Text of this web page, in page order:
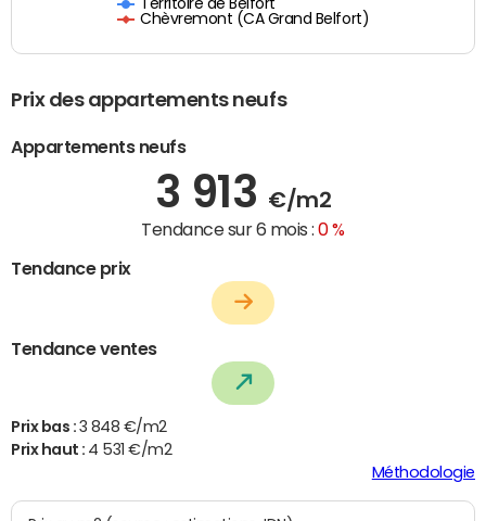
Chèvremont (CA Grand Belfort)
Prix des appartements neufs
Appartements neufs
3 913 €/m2
Tendance sur 6 mois :0 %
Tendance prix
Tendance ventes
Prix bas : 3 848 €/m2
Prix haut : 4 531 €/m2
Méthodologie